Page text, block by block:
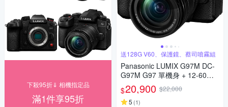
下殺95折⇓ 相機指定品
滿1件享95折
送128G V60、保護鏡、蔡司噴霧組
Panasonic LUMIX G97M DC-
G97M G97 單機身 + 12-60mm
變焦鏡組 公司貨
$20,900 $22,000
5 (1)